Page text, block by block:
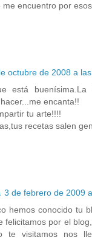
me encuentro por
octubre de 2008 a
está buenísima.La
encanta!!
tu arte!!!!
recetas salen
3 de febrero de 2009
hemos conocido tu
felicitamos por el
te visitamos nos